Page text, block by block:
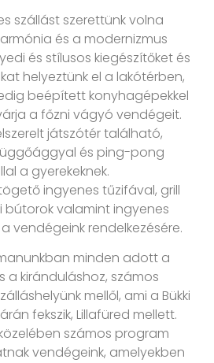
szállást szerettünk volna
és a modernizmus
és stílusos kiegészítőket és
helyeztünk el a lakótérben,
beépített konyhagépekkel
a főzni vágyó vendégeit.
játszótér található,
és ping-pong
a gyerekeknek.
ingyenes tűzifával, grill
bútorok valamint ingyenes
vendégeink rendelkezésére.
minden adott a
a kiránduláshoz, számos
mellől, ami a Bükki
fekszik, Lillafüred mellett.
számos program
vendégeink, amelyekben